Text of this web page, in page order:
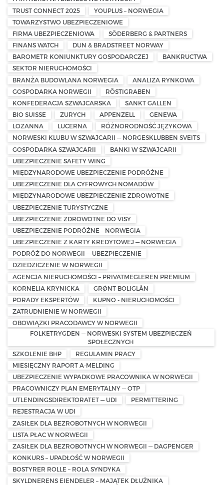
TRUST CONNECT 2025
YOUPLUS – NORWEGIA
TOWARZYSTWO UBEZPIECZENIOWE
FIRMA UBEZPIECZENIOWA
SÖDERBERG & PARTNERS
FINANS WATCH
DUN & BRADSTREET NORWAY
BAROMETR KONIUNKTURY GOSPODARCZEJ
BANKRUCTWA
SEKTOR NIERUCHOMOŚCI
BRANŻA BUDOWLANA NORWEGIA
ANALIZA RYNKOWA
GOSPODARKA NORWEGII
RÖSTIGRABEN
KONFEDERACJA SZWAJCARSKA
SANKT GALLEN
BIO SUISSE
ZURYCH APPENZELL
GENEWA
LOZANNA
LUCERNA
RÓŻNORODNOŚĆ JĘZYKOWA
NORWESKI KLUBU W SZWAJCARII — NORGESKLUBBEN SVEITS
GOSPODARKA SZWAJCARII
BANKI W SZWAJCARII
UBEZPIECZENIE SAFETY WING
MIĘDZYNARODOWE UBEZPIECZENIE PODRÓŻNE
UBEZPIECZENIE DLA CYFROWYCH NOMADÓW
MIĘDZYNARODOWE UBEZPIECZENIE ZDROWOTNE
UBEZPIECZENIE TURYSTYCZNE
UBEZPIECZENIE ZDROWOTNE DO VISY
UBEZPIECZENIE PODRÓŻNE – NORWEGIA
UBEZPIECZENIE Z KARTY KREDYTOWEJ — NORWEGIA
PODRÓŻ DO NORWEGII — UBEZPIECZENIE
DZIEDZICZENIE W NORWEGII
AGENCJA NIERUCHOMOŚCI – PRIVATMEGLEREN PREMIUM
KORNELIA KRYNICKA
GRØNT BOLIGLÅN
PORADY EKSPERTÓW
KUPNO - NIERUCHOMOŚCI
ZATRUDNIENIE W NORWEGII
OBOWIĄZKI PRACODAWCY W NORWEGII
FOLKETRYGDEN — NORWESKI SYSTEM UBEZPIECZEŃ
SPOŁECZNYCH
SZKOLENIE BHP
REGULAMIN PRACY
MIESIĘCZNY RAPORT A-MELDING
UBEZPIECZENIE WYPADKOWE PRACOWNIKA W NORWEGII
PRACOWNICZY PLAN EMERYTALNY — OTP
UTLENDINGSDIREKTORATET — UDI
PERMITTERING
REJESTRACJA W UDI
ZASIŁEK DLA BEZROBOTNYCH W NORWEGII
LISTA PŁAC W NORWEGII
ZASIŁEK DLA BEZROBOTNYCH W NORWEGII — DAGPENGER
KONKURS – UPADŁOŚĆ W NORWEGII
BOSTYRER ROLLE – ROLA SYNDYKA
SKYLDNERENS EIENDELER – MAJĄTEK DŁUŻNIKA